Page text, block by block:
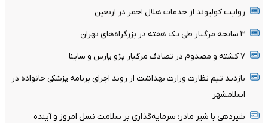
روایت کولیوند از خدمات هلال احمر در اربعین
۳ سانحه مرگبار طی یک هفته در بزرگراه‌های تهران
۷ کشته و مصدوم در تصادف مرگبار پژو پارس و ساینا
بازدید تیم نظارت وزارت بهداشت از روند اجرای برنامه پزشکی خانواده در
اسلامشهر
شیردهی با شیر مادر؛ سرمایه‌گذاری بر سلامت نسل امروز و آینده